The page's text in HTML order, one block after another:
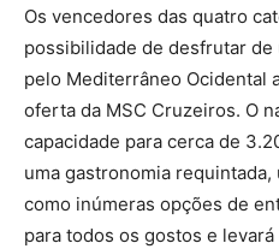
Os vencedores das quatro
possibilidade de desfrutar
pelo Mediterrâneo Ocidental
oferta da MSC Cruzeiros. O
capacidade para cerca de
uma gastronomia
como inúmeras opções de
para todos os gostos e